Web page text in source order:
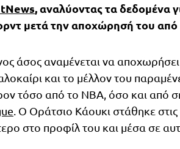
, αναλύοντας τα δεδομένα
μετά την αποχώρησή του από
άσος αναμένεται να
και το μέλλον του
τόσο από το NBA, όσο και από
. Ο Οράτσιο Κάουκι στάθηκε
στο προφίλ του και μέσα σε